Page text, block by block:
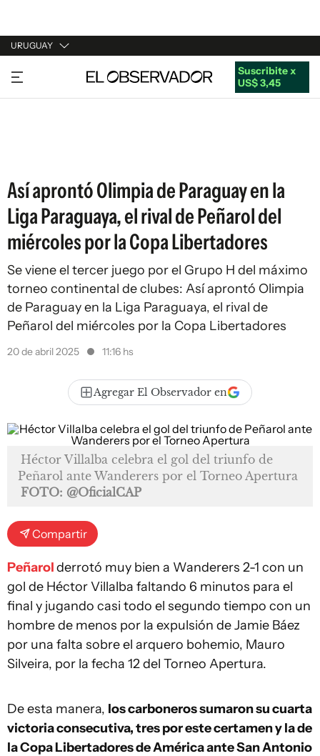
URUGUAY
URUGUAY
ARGENTINA
Suscribite x
US$ 3,45
Así aprontó Olimpia de Paraguay en la
Liga Paraguaya, el rival de Peñarol del
miércoles por la Copa Libertadores
Se viene el tercer juego por el Grupo H del máximo
torneo continental de clubes: Así aprontó Olimpia
de Paraguay en la Liga Paraguaya, el rival de
Peñarol del miércoles por la Copa Libertadores
20 de abril 2025 11:16 hs
Agregar El Observador en
Héctor Villalba celebra el gol del triunfo de
Peñarol ante Wanderers por el Torneo Apertura
FOTO: @OficialCAP
Compartir
Peñarolderrotó muy bien a Wanderers 2-1 con un
gol de Héctor Villalba faltando 6 minutos para el
final y jugando casi todo el segundo tiempo con un
hombre de menos por la expulsión de Jamie Báez
por una falta sobre el arquero bohemio, Mauro
Silveira, por la fecha 12 del Torneo Apertura.
De esta manera, los carboneros sumaron su cuarta
victoria consecutiva, tres por este certamen y la de
la Copa Libertadores de América ante San Antonio